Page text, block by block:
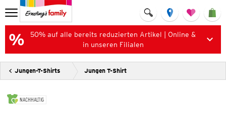
50% auf alle bereits reduzierten Artikel | Online &
in unseren Filialen
Jungen-T-Shirts Jungen T-Shirt
NACHHALTIG